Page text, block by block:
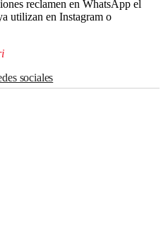
reclamen en WhatsApp el
utilizan en Instagram o
sociales